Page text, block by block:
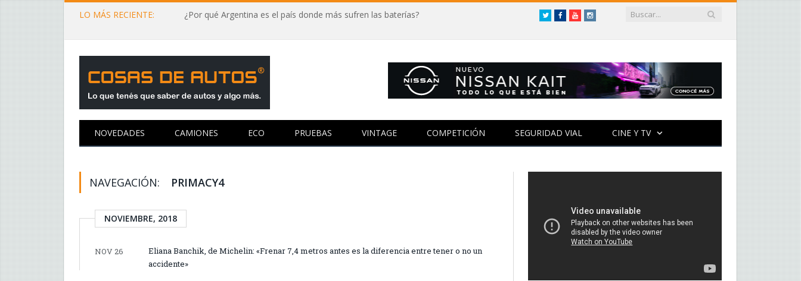
LO MÁS RECIENTE: ¿Por qué Argentina es el país donde más sufren las baterías? TwitterFacebookYouTubeInstagram
NOVEDADES CAMIONES ECO PRUEBAS VINTAGE COMPETICIÓN SEGURIDAD VIAL CINE Y TV
NAVEGACIÓN: PRIMACY4
NOVIEMBRE, 2018
NOV 26
Eliana Banchik, de Michelin: «Frenar 7,4 metros antes es la diferencia entre tener o no un
accidente»